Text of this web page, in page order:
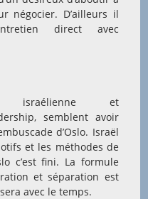
négocier. D’ailleurs il
direct avec
israélienne et
semblent avoir
d’Oslo. Israël
et les méthodes de
c’est fini. La formule
et séparation est
avec le temps.